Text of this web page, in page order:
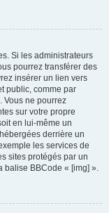
Si les administrateurs
pourrez transférer des
insérer un lien vers
public, comme par
Vous ne pourrez
sur votre propre
en lui-même un
derrière un
les services de
sites protégés par un
balise BBCode « [img] ».